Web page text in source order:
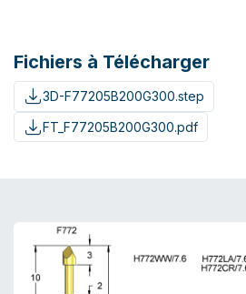
Fichiers à Télécharger
3D-F77205B200G300.step
FT_F77205B200G300.pdf